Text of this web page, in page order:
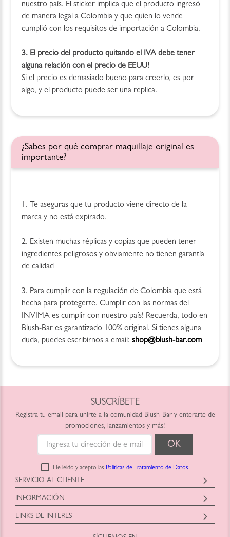
nuestro país. El sticker implica que el producto ingresó
de manera legal a Colombia y que quien lo vende
cumplió con los requisitos de importación a Colombia.
3. El precio del producto quitando el IVA debe tener
alguna relación con el precio de EEUU!
Si el precio es demasiado bueno para creerlo, es por
algo, y el producto puede ser una replica.
¿Sabes por qué comprar maquillaje original es
importante?
1. Te aseguras que tu producto viene directo de la
marca y no está expirado.
2. Existen muchas réplicas y copias que pueden tener
ingredientes peligrosos y obviamente no tienen garantía
de calidad
3. Para cumplir con la regulación de Colombia que está
hecha para protegerte. Cumplir con las normas del
INVIMA es cumplir con nuestro país! Recuerda, todo en
Blush-Bar es garantizado 100% original. Si tienes alguna
duda, puedes escribirnos a email:shop@blush-bar.com
SUSCRÍBETE
Registra tu email para unirte a la comunidad Blush-Bar y enterarte de
promociones, lanzamientos y más!
He leído y acepto las Políticas de Tratamiento de Datos
SERVICIO AL CLIENTE
Horario: Lunes a Viernes
9:00am a 6:00pm
shop@blush-bar.com
INFORMACIÓN
Blush-Bar SAS
Correo:shop@blush-bar.com
LINKS DE INTERES